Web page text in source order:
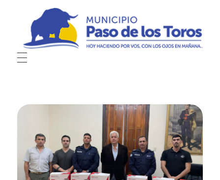
Municipio de Paso de los Toros
Hoy haciendo para vos, con los ojos en mañana